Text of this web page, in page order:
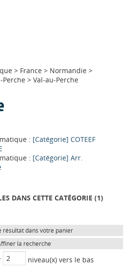
> France > Normandie >
Perche > Val-au-Perche
: [Catégorie] COTEEF
: [Catégorie] Arr.
DANS CETTE CATÉGORIE (1)
résultat dans votre panier
la recherche
niveau(x) vers le bas